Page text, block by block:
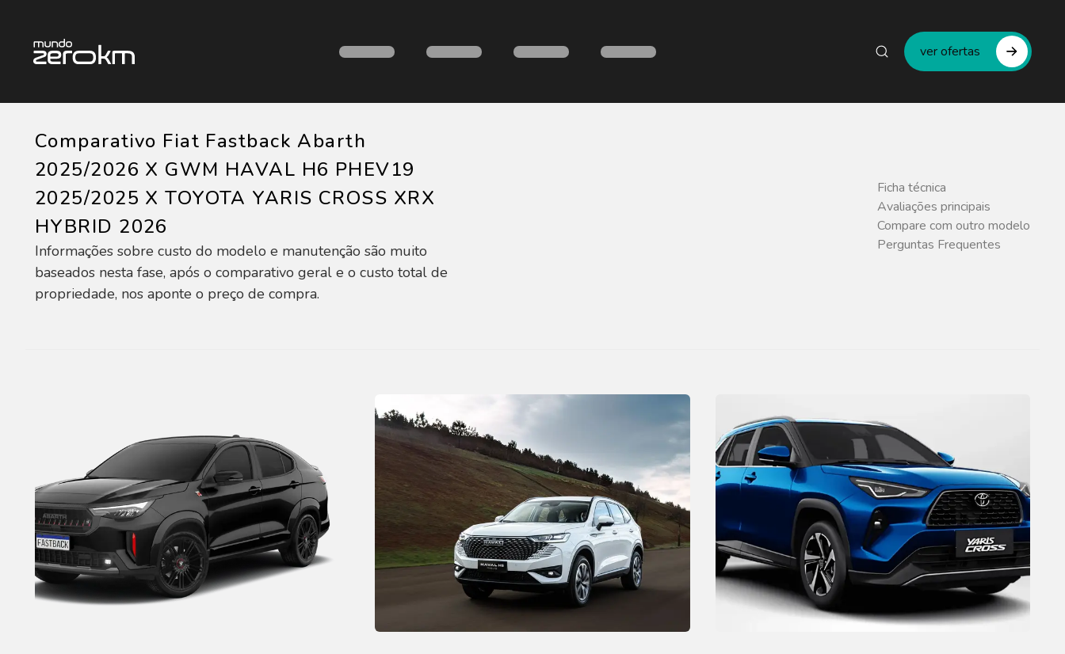
ver ofertas
Comparativo Fiat Fastback Abarth
2025/2026 X GWM HAVAL H6 PHEV19
2025/2025 X TOYOTA YARIS CROSS XRX
HYBRID 2026
Informações sobre custo do modelo e manutenção são muito
baseados nesta fase, após o comparativo geral e o custo total de
propriedade, nos aponte o preço de compra.
Ficha técnica
Avaliações principais
Compare com outro modelo
Perguntas Frequentes